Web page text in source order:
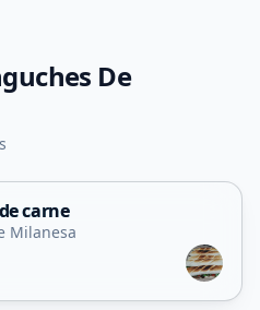
De
carne
Milanesa